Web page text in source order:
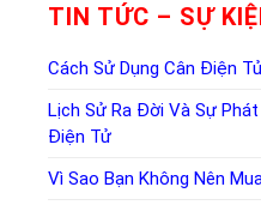
TIN TỨC – SỰ
Cách Sử Dụng Cân Điện
Lịch Sử Ra Đời Và Sự
Điện Tử
Vì Sao Bạn Không Nên